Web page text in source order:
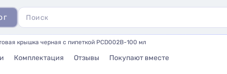
крышка черная с пипеткой PCD002B-100 мл
Комплектация Отзывы Покупают вместе